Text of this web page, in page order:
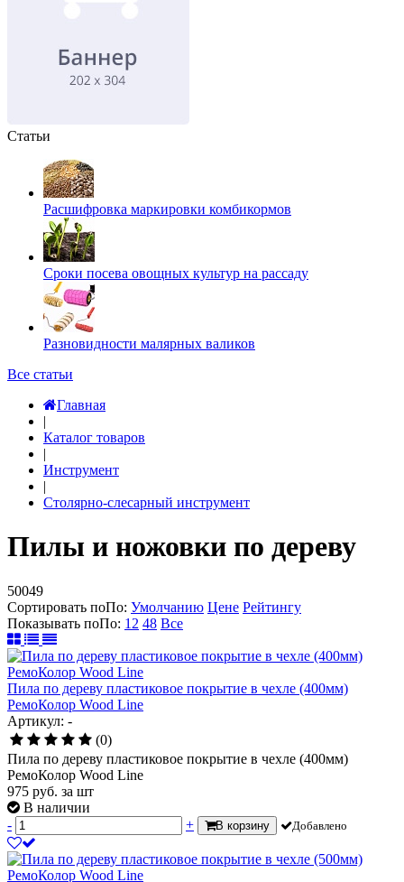
Статьи
Расшифровка маркировки комбикормов
Сроки посева овощных культур на рассаду
Разновидности малярных валиков
Все статьи
Главная
|
Каталог товаров
|
Инструмент
|
Столярно-слесарный инструмент
Пилы и ножовки по дереву
50049
Сортировать поПо: Умолчанию Цене Рейтингу
Показывать поПо: 12 48 Все
Пила по дереву пластиковое покрытие в чехле (400мм)
РемоКолор Wood Line
Артикул: -
(0)
Пила по дереву пластиковое покрытие в чехле (400мм)
РемоКолор Wood Line
975 руб. за шт
В наличии
-
+ В корзину Добавлено